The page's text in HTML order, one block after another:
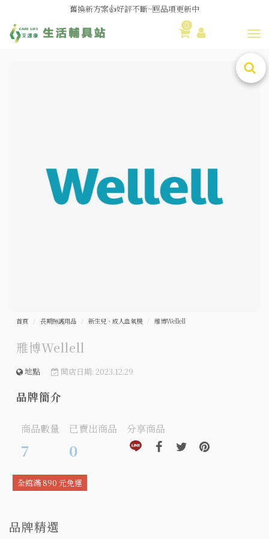
舊換新方案👍好評不斷~🆕品項更新中
😆備餐原來可以這麼輕鬆🎌KEWPIE介護食🍱營養均衡
0
首頁 長期照護用品 新生兒、成人血氧機 雃博Wellell
雃博Wellell
地點 開店日期: 2023.12.29
品牌簡介
商品數量
7
已賣出商品
0
分享商品
分享到line(另開視窗)
分享到facebook(另開視窗)
分享到twitter(另開視
分享到
全館滿 890 元免運
品牌精選